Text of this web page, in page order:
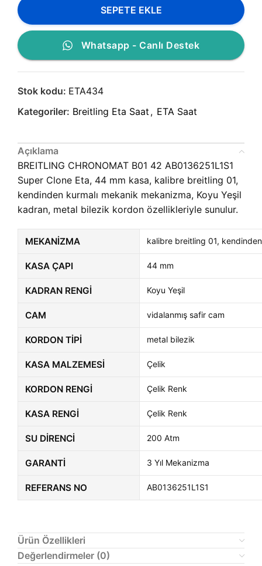
SEPETE EKLE
Whatsapp - Canlı Destek
Stok kodu: ETA434
Kategoriler: Breitling Eta Saat , ETA Saat
Açıklama
BREITLING CHRONOMAT B01 42 AB0136251L1S1
Super Clone Eta, 44 mm kasa, kalibre breitling 01,
kendinden kurmalı mekanik mekanizma, Koyu Yeşil
kadran, metal bilezik kordon özellikleriyle sunulur.
MEKANIZMA kalibre breitling 01,
KASA ÇAPI 44 mm
KADRAN RENGI Koyu Yeşil
CAM vidalanmış safir cam
KORDON TIPI metal bilezik
KASA MALZEMESI Çelik
KORDON RENGI Çelik Renk
KASA RENGI Çelik Renk
SU DIRENCI 200 Atm
GARANTI 3 Yıl Mekanizma
REFERANS NO AB0136251L1S1
Ürün Özellikleri
Değerlendirmeler (0)